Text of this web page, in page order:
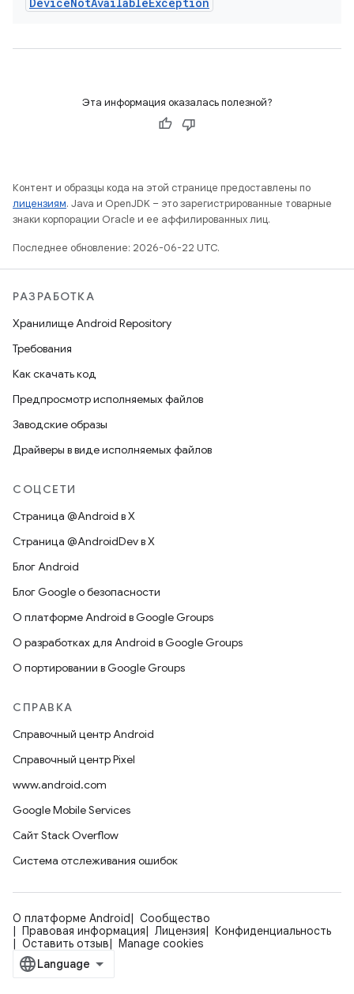
Эта информация оказалась полезной?
Контент и образцы кода на этой странице предоставлены по
лицензиям. Java и OpenJDK – это зарегистрированные товарные
знаки корпорации Oracle и ее аффилированных лиц.
Последнее обновление: 2026-06-22 UTC.
РАЗРАБОТКА
Хранилище Android Repository
Требования
Как скачать код
Предпросмотр исполняемых файлов
Заводские образы
Драйверы в виде исполняемых файлов
СОЦСЕТИ
Страница @Android в X
Страница @AndroidDev в X
Блог Android
Блог Google о безопасности
О платформе Android в Google Groups
О разработках для Android в Google Groups
О портировании в Google Groups
СПРАВКА
Справочный центр Android
Справочный центр Pixel
www.android.com
Google Mobile Services
Сайт Stack Overflow
Система отслеживания ошибок
О платформе Android
Сообщество
Правовая информация
Лицензия
Конфиденциальность
Оставить отзыв
Manage cookies